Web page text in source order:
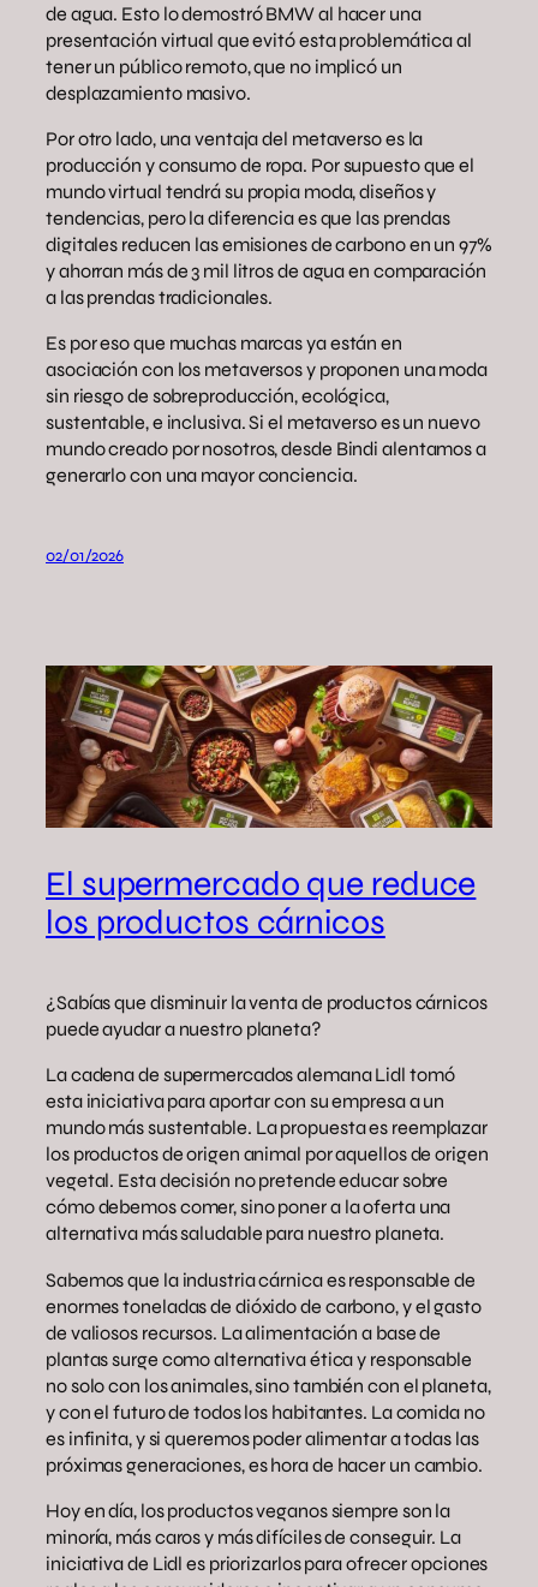
de agua. Esto lo demostró BMW al hacer una
presentación virtual que evitó esta problemática al
tener un público remoto, que no implicó un
desplazamiento masivo.
Por otro lado, una ventaja del metaverso es la
producción y consumo de ropa. Por supuesto que el
mundo virtual tendrá su propia moda, diseños y
tendencias, pero la diferencia es que las prendas
digitales reducen las emisiones de carbono en un 97%
y ahorran más de 3 mil litros de agua en comparación
a las prendas tradicionales.
Es por eso que muchas marcas ya están en
asociación con los metaversos y proponen una moda
sin riesgo de sobreproducción, ecológica,
sustentable, e inclusiva. Si el metaverso es un nuevo
mundo creado por nosotros, desde Bindi alentamos a
generarlo con una mayor conciencia.
02/01/2026
El supermercado que reduce
los productos cárnicos
¿Sabías que disminuir la venta de productos cárnicos
puede ayudar a nuestro planeta?
La cadena de supermercados alemana Lidl tomó
esta iniciativa para aportar con su empresa a un
mundo más sustentable. La propuesta es reemplazar
los productos de origen animal por aquellos de origen
vegetal. Esta decisión no pretende educar sobre
cómo debemos comer, sino poner a la oferta una
alternativa más saludable para nuestro planeta.
Sabemos que la industria cárnica es responsable de
enormes toneladas de dióxido de carbono, y el gasto
de valiosos recursos. La alimentación a base de
plantas surge como alternativa ética y responsable
no solo con los animales, sino también con el planeta,
y con el futuro de todos los habitantes. La comida no
es infinita, y si queremos poder alimentar a todas las
próximas generaciones, es hora de hacer un cambio.
Hoy en día, los productos veganos siempre son la
minoría, más caros y más difíciles de conseguir. La
iniciativa de Lidl es priorizarlos para ofrecer opciones